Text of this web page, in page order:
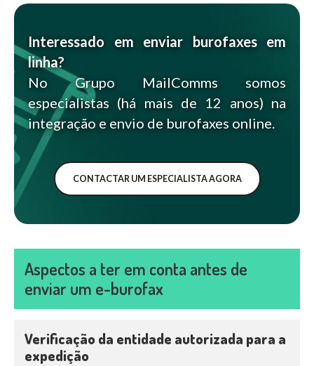
Interessado em enviar burofaxes em
linha?
No Grupo MailComms somos
especialistas (há mais de 12 anos) na
integração e envio de burofaxes online.
CONTACTAR UM ESPECIALISTA AGORA
Aspectos a ter em conta antes de
enviar um e-burofax
Verificação da entidade autorizada para a
expedição